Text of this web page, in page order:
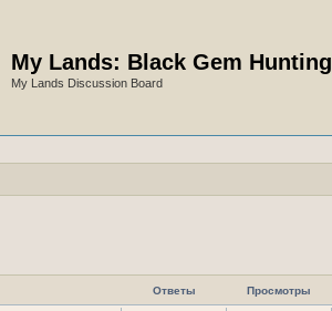
My Lands: Black Gem Hunting
My Lands Discussion Board
Ответы Просмотры